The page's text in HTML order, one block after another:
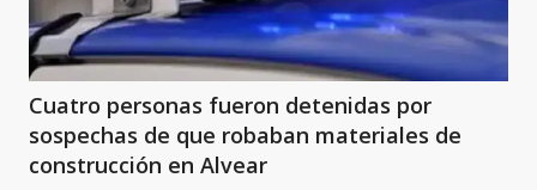
Cuatro personas fueron detenidas por
sospechas de que robaban materiales de
construcción en Alvear